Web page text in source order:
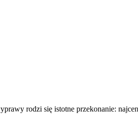
rodzi się istotne przekonanie: